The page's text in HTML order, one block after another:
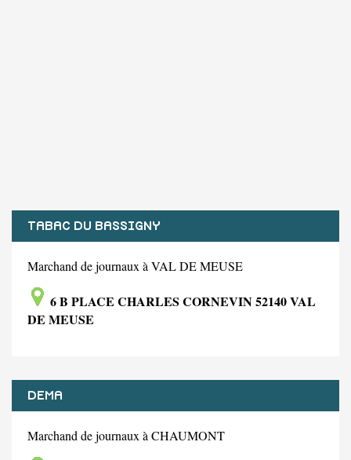
TABAC DU BASSIGNY
Marchand de journaux à VAL DE MEUSE
6 B PLACE CHARLES CORNEVIN 52140 VAL
DE MEUSE
DEMA
Marchand de journaux à CHAUMONT